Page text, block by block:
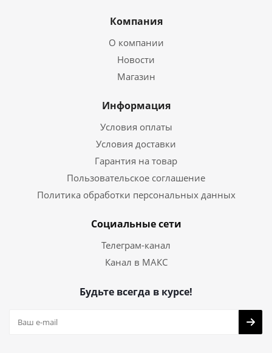
Компания
О компании
Новости
Магазин
Информация
Условия оплаты
Условия доставки
Гарантия на товар
Пользовательское соглашение
Политика обработки персональных данных
Социальные сети
Телеграм-канал
Канал в МАКС
Будьте всегда в курсе!